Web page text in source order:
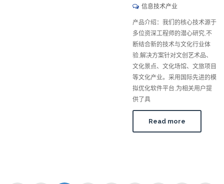
信息技术产业
产品介绍：我们的核心技术源于
多位资深工程师的潜心研究,不
断结合新的技术与文化行业体
验,解决方案针对文创艺术品、
文化景点、文化场馆、文旅项目
等文化产业。采用国际先进的模
拟优化软件平台,为相关用户提
供了具
Read more